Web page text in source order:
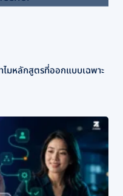
มหลักสูตรที่ออกแบบเฉพาะ